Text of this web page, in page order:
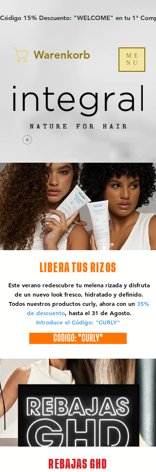
Código 15% Descuento: "WELCOME" en tu 1ª
Warenkorb
ME
NU
LIBERA TUS RIZOS
Este verano redescubre tu melena rizada y disfruta
de un nuevo look fresco, hidratado y definido.
Todos nuestros productos curly, ahora con un 35%
de descuento, hasta el 31 de Agosto.
Introduce el Código: "CURLY"
CÓDIGO: "CURLY"
REBAJAS GHD